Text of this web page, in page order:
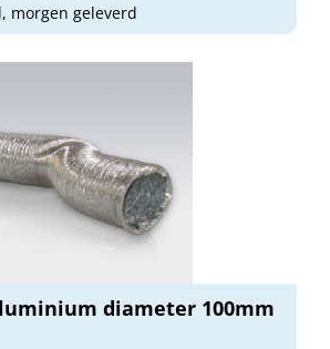
morgen geleverd
diameter 100mm